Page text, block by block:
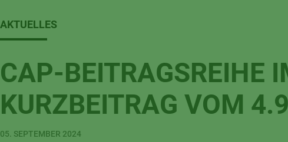
AKTUELLES
CAP-BEITRAGSREIHE
KURZBEITRAG VOM
05. SEPTEMBER 2024